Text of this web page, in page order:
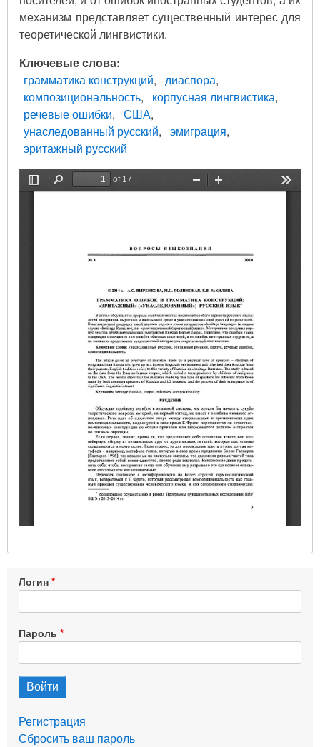
механизм представляет существенный интерес для
теоретической лингвистики.
Ключевые слова
грамматика конструкций
диаспора
композициональность
корпусная лингвистика
речевые ошибки
США
унаследованный русский
эмиграция
эритажный русский
Логин
Пароль
Регистрация
Сбросить ваш пароль